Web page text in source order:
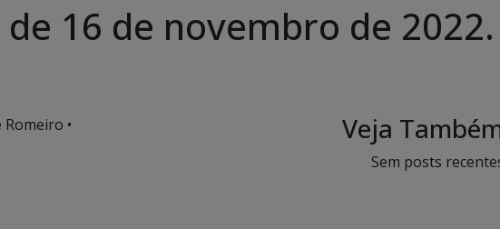
de 16 de novembro de 2022.
•
Veja
Sem posts